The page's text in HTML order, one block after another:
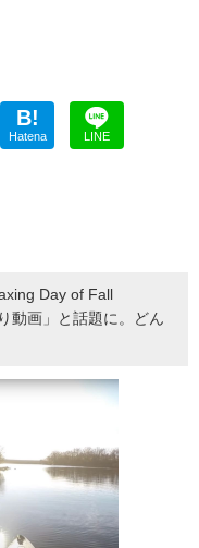
B!
Hatena LINE
Day of Fall
動画」と話題に。どん